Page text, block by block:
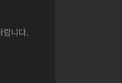
랍니다.